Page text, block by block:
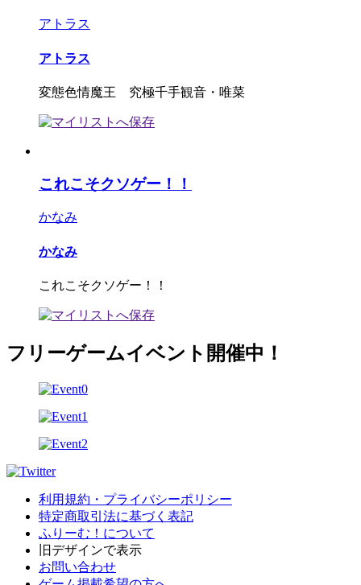
アトラス
アトラス
変態色情魔王 究極千手観音・唯菜
これこそクソゲー！！
かなみ
かなみ
これこそクソゲー！！
フリーゲームイベント開催中！
利用規約・プライバシーポリシー
特定商取引法に基づく表記
ふりーむ！について
旧デザインで表示
お問い合わせ